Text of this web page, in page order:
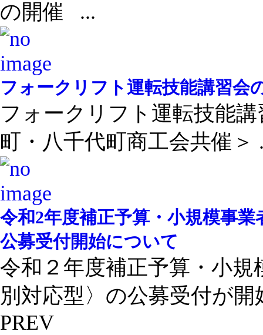
の開催 ...
フォークリフト運転技能講習会
フォークリフト運転技能
町・八千代町商工会共催＞
令和2年度補正予算・小規模事
公募受付開始について
令和２年度補正予算・小
別対応型〉の公募受付が開
PREV